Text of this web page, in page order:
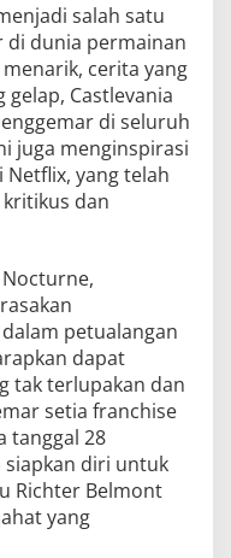
salah satu
di dunia permainan
cerita yang
Castlevania
di seluruh
juga menginspirasi
yang telah
dan
petualangan
dapat
tak terlupakan dan
setia franchise
tanggal 28
siapkan diri untuk
Richter Belmont
yang